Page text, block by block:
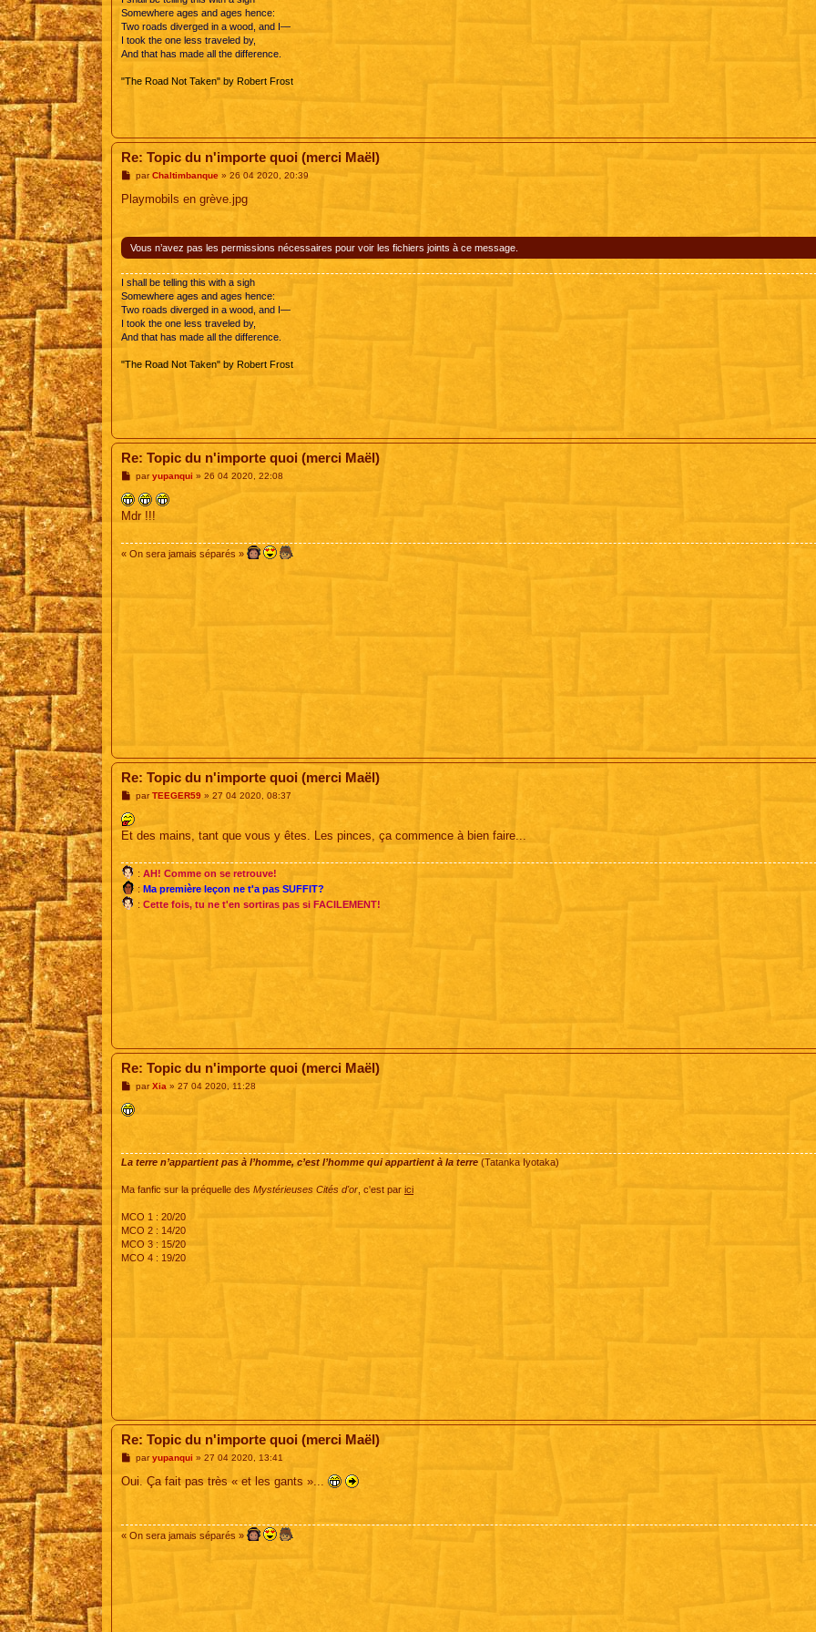
Somewhere ages and ages hence:
Two roads diverged in a wood, and I—
I took the one less traveled by,
And that has made all the difference.
"The Road Not Taken" by Robert Frost
Re: Topic du n'importe quoi (merci Maël)
M
s
e
parChaltimbanque» 26 04 2020, 20:39
Playmobils en grève.jpg
Vous n’avez pas les permissions nécessaires pour voir les fichiers joints à ce message.
I shall be telling this with a sigh
Somewhere ages and ages hence:
Two roads diverged in a wood, and I—
I took the one less traveled by,
And that has made all the difference.
"The Road Not Taken" by Robert Frost
Re: Topic du n'importe quoi (merci Maël)
M
s
s
a
paryupanqui » 26 04 2020, 22:08
Mdr !!!
« On sera jamais séparés »
Re: Topic du n'importe quoi (merci Maël)
M
s
s
a
par TEEGER59» 27 04 2020, 08:37
Et des mains, tant que vous y êtes. Les pinces, ça commence à bien faire...
: AH! Comme on se retrouve!
: Ma première leçon ne t'a pas SUFFIT?
: Cette fois, tu ne t'en sortiras pas si FACILEMENT!
Re: Topic du n'importe quoi (merci Maël)
M
s
s
parXia » 27 04 2020, 11:28
La terre n’appartient pas à l’homme, c’est l’homme qui appartient à la terre (Tatanka Iyotaka)
Ma fanfic sur la préquelle des Mystérieuses Cités d'or , c'est par ici
MCO 1 : 20/20
MCO 2 : 14/20
MCO 3 : 15/20
MCO 4 : 19/20
Re: Topic du n'importe quoi (merci Maël)
M
s
paryupanqui » 27 04 2020, 13:41
Oui. Ça fait pas très « et les gants »...
« On sera jamais séparés »